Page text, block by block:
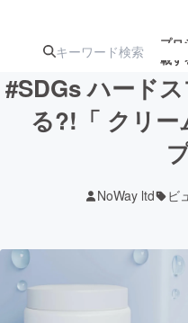
プロ
載す
注目の新
テクノロジー・
#SDGs ハード
る?!「 クリ
NoWay ltd ビ